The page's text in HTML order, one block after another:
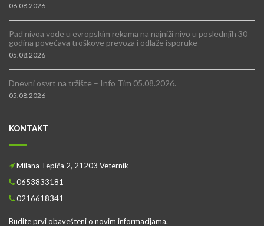
06.08.2026
Pad nivoa vode u evropskim rekama na najniži nivo u poslednjih 30
godina povećava troškove prevoza i odlaže isporuke
05.08.2026
Dnevni osvrt na tržište – Info Tim 05.08.2026.
05.08.2026
KONTAKT
Milana Tepića 2, 21203 Veternik
0653833181
0216618341
Budite prvi obavešteni o novim informacijama.